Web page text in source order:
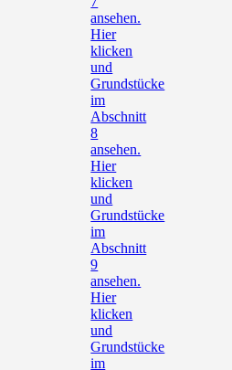
ansehen.
Hier
klicken
und
Grundstücke
im
Abschnitt
8
ansehen.
Hier
klicken
und
Grundstücke
im
Abschnitt
9
ansehen.
Hier
klicken
und
Grundstücke
im